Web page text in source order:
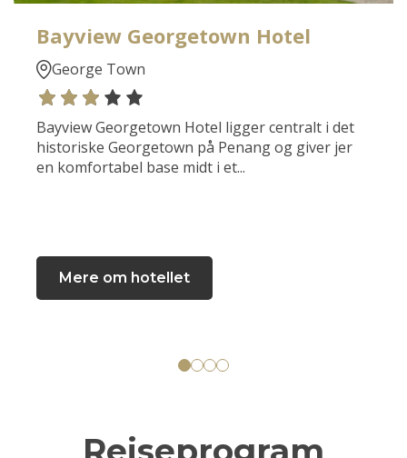
Bayview Georgetown Hotel
George Town
Bayview Georgetown Hotel ligger centralt i det
historiske Georgetown på Penang og giver jer
en komfortabel base midt i et...
Mere om hotellet